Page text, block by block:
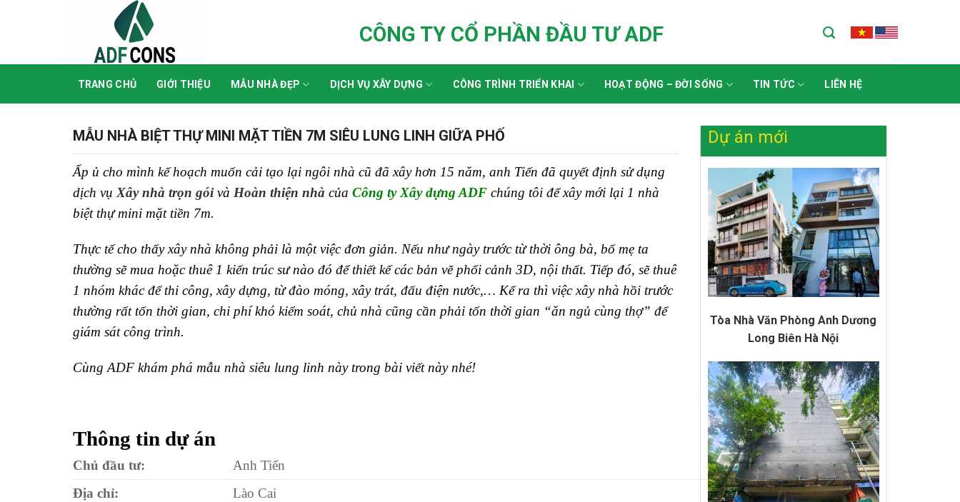
CÔNG TY CỔ PHẦN ĐẦU TƯ ADF
TRANG CHỦ GIỚI THIỆU MẪU NHÀ ĐẸP DỊCH VỤ XÂY DỰNG CÔNG TRÌNH TRIỂN KHAI HOẠT ĐỘNG – ĐỜI SỐNG TIN TỨC LIÊN HỆ
MẪU NHÀ BIỆT THỰ MINI MẶT TIỀN 7M SIÊU LUNG LINH GIỮA PHỐ
Ấp ủ cho mình kế hoạch muốn cải tạo lại ngôi nhà cũ đã xây hơn 15 năm, anh Tiến đã quyết định sử dụng
dịch vụ Xây nhà trọn góivà Hoàn thiện nhà của Công ty Xây dựng ADF chúng tôi để xây mới lại 1 nhà
biệt thự mini mặt tiền 7m.
Thực tế cho thấy xây nhà không phải là một việc đơn giản. Nếu như ngày trước từ thời ông bà, bố mẹ ta
thường sẽ mua hoặc thuê 1 kiến trúc sư nào đó để thiết kế các bản vẽ phối cảnh 3D, nội thất. Tiếp đó, sẽ thuê
1 nhóm khác để thi công, xây dựng, từ đào móng, xây trát, đấu điện nước,… Kể ra thì việc xây nhà hồi trước
thường rất tốn thời gian, chi phí khó kiểm soát, chủ nhà cũng cần phải tốn thời gian “ăn ngủ cùng thợ” để
giám sát công trình.
Cùng ADF khám phá mẫu nhà siêu lung linh này trong bài viết này nhé!
Thông tin dự án
Chủ đầu tư:
Anh Tiến
Địa chỉ:
Lào Cai
Dự án mới
Tòa Nhà Văn Phòng Anh Dương
Long Biên Hà Nội